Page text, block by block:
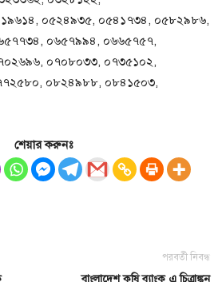
০৫২৪৯৩৫, ০৫৪১৭৩৪, ০৫৮২৯৮৬,
০৬৫৭৯৯৪, ০৬৬৫৭৫৭,
০৭০৮০৩৩, ০৭৩৫১০২,
০৮২৪৯৮৮, ০৮৪১৫০৩,
শেয়ার করুনঃ
পরবর্তী নিবন্ধ
বাংলাদেশ কৃষি ব্যাংক এ চিত্রাঙ্কন